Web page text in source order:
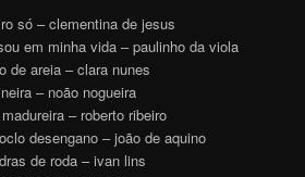
só – clementina de jesus
em minha vida – paulinho da viola
de areia – clara nunes
– noão nogueira
– roberto ribeiro
desengano – joão de aquino
de roda – ivan lins